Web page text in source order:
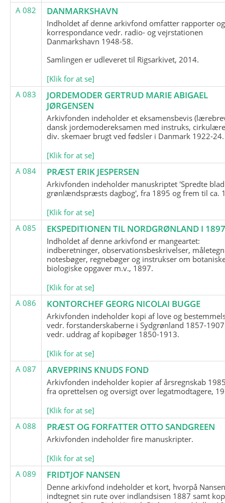
A 082
DANMARKSHAVN
Indholdet af denne arkivfond omfatter rapporter og
korrespondance vedr. radio- og vejrstationen
Danmarkshavn 1948-58.
Samlingen er udleveret til Rigsarkivet, 2014.
[Klik for at se]
A 083
JORDEMODER GERTRUD MARIE ABIGAEL
JØRGENSEN
Arkivfonden indeholder et eksamensbevis
dansk jordemodereksamen med instruks,
div. skemaer brugt ved fødsler i Danmark 1922-24.
[Klik for at se]
A 084
PRÆST ERIK JESPERSEN
Arkivfonden indeholder manuskriptet 'Spredte
grønlændspræsts dagbog', fra 1895 og frem til ca.
[Klik for at se]
A 085
EKSPEDITIONEN TIL NORDGRØNLAND I
Indholdet af denne arkivfond er mangeartet:
indberetninger, observationsbeskrivelser,
notesbøger, regnebøger og instrukser om
biologiske opgaver m.v., 1897.
[Klik for at se]
A 086
KONTORCHEF GEORG NICOLAI BUGGE
Arkivfonden indeholder kopi af love og
vedr. forstanderskaberne i Sydgrønland 1857-
vedr. uddrag af kopibøger 1850-1913.
[Klik for at se]
A 087
ARVEPRINS KNUDS FOND
Arkivfonden indeholder kopier af årsregnskab
fra oprettelsen og oversigt over legatmodtagere,
[Klik for at se]
A 088
PRÆST OG FORFATTER OTTO SANDGREEN
Arkivfonden indeholder fire manuskripter.
[Klik for at se]
A 089
FRIDTJOF NANSEN
Denne arkivfond indeholder et kort, hvorpå
indtegnet sin rute over indlandsisen 1887 samt